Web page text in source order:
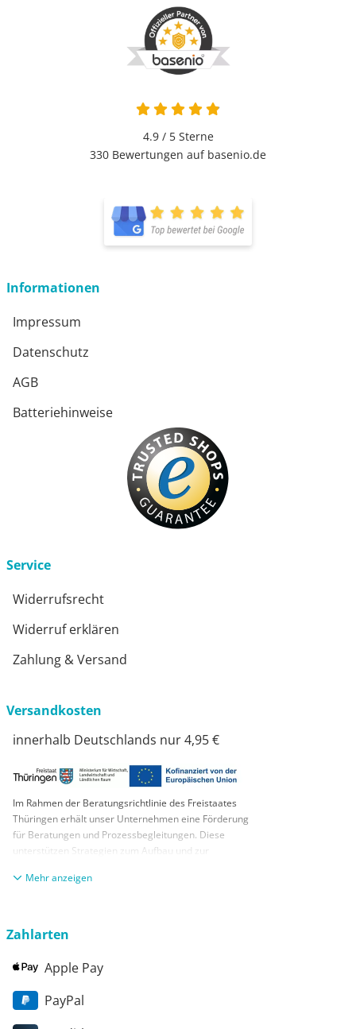
4.9 / 5Sterne
330 Bewertungen auf basenio.de
Informationen
Impressum
Datenschutz
AGB
Batteriehinweise
Service
Widerrufsrecht
Widerruf erklären
Zahlung & Versand
Versandkosten
innerhalb Deutschlands nur 4,95 €
Im Rahmen der Beratungsrichtlinie des Freistaates
Thüringen erhält unser Unternehmen eine Förderung
für Beratungen und Prozessbegleitungen. Diese
unterstützen Strategien zum Aufbau und zur
KMUs. Die daraus resultierenden Ergebnisse und
aus Mitteln des Europäischen Sozialfonds Plus und
anzeigen
Zahlarten
Apple Pay
PayPal